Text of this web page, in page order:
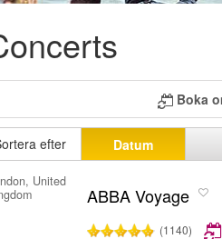
Boka
efter Datum
United
ABBA Voyage
(1140)